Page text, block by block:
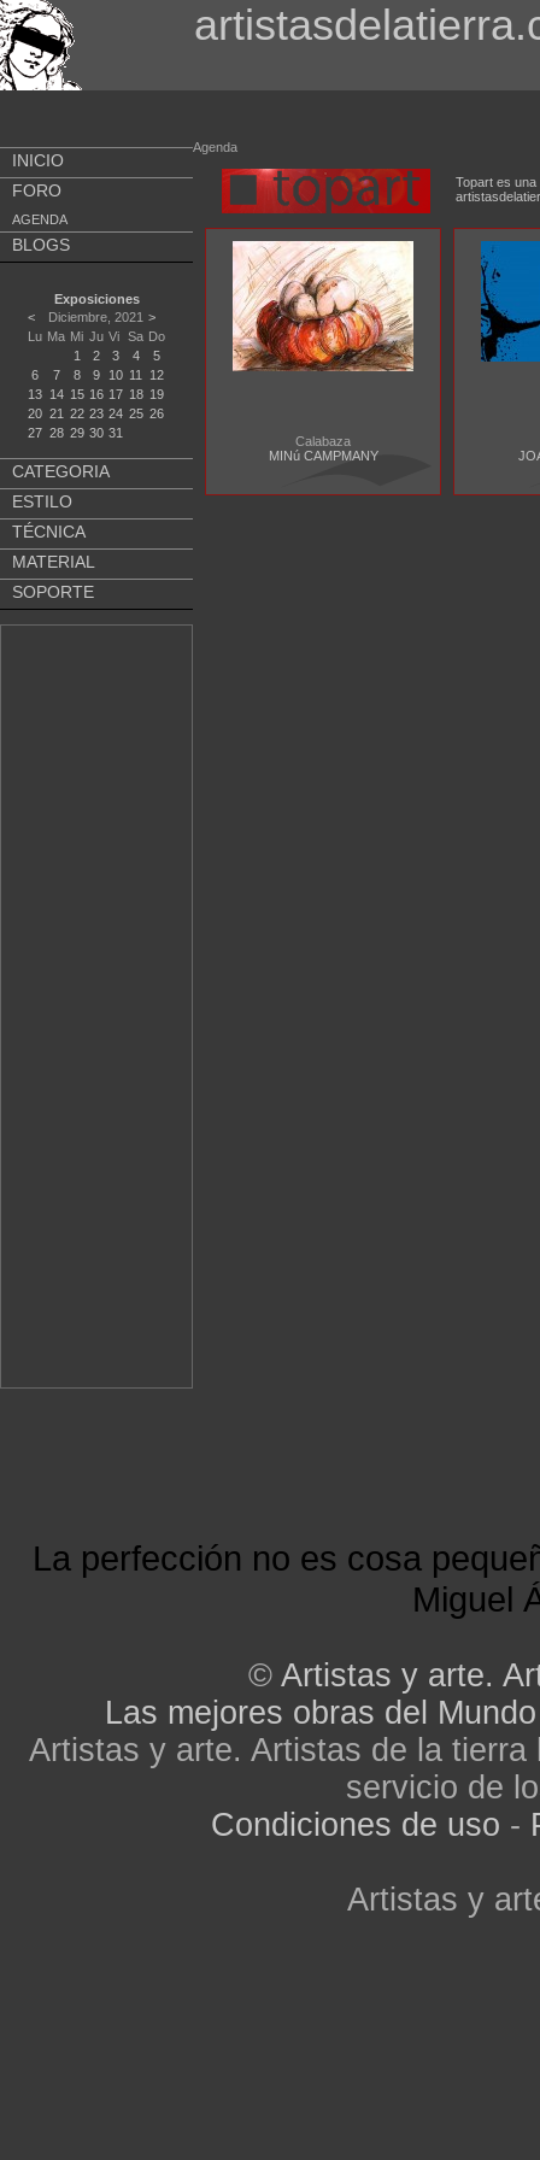
INICIO
FORO
AGENDA
BLOGS
Exposiciones
<
Diciembre, 2021 >
Lu Ma Mi Ju Vi Sa Do
1
2 3 4
5
6
7 8 9 10 11
12
13 14 15 16 17 18 19
20 21 22 23 24 25 26
27 28 29 30 31
CATEGORIA
ESTILO
TÉCNICA
MATERIAL
SOPORTE
Agenda
Topart es
Calabaza
MINú CAMPMANY
La perfección no es cosa
Miguel
© Artistas y arte.
Las mejores obras del Mundo
Artistas y arte. Artistas de la
servicio de
Condiciones de uso -
Artistas y